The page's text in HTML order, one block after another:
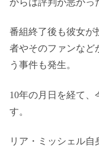
からは評判が悪かっ
番組終了後も彼女が
者やそのファンなど
う事件も発生。
10年の月日を経て
す。
リア・ミッシェル